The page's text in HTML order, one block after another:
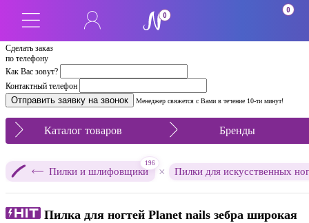
Сделать заказ
по телефону
Как Вас зовут?
Контактный телефон
Менеджер свяжется с Вами в течение 10-ти минут!
0
0
Каталог товаров Бренды
Пилки и шлифовщики
196
× Пилки для искусственных
Пилка для ногтей Planet nails зебра широкая